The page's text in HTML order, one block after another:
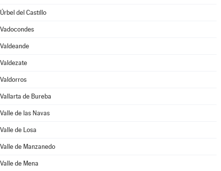
Úrbel del Castillo
Vadocondes
Valdeande
Valdezate
Valdorros
Vallarta de Bureba
Valle de las Navas
Valle de Losa
Valle de Manzanedo
Valle de Mena